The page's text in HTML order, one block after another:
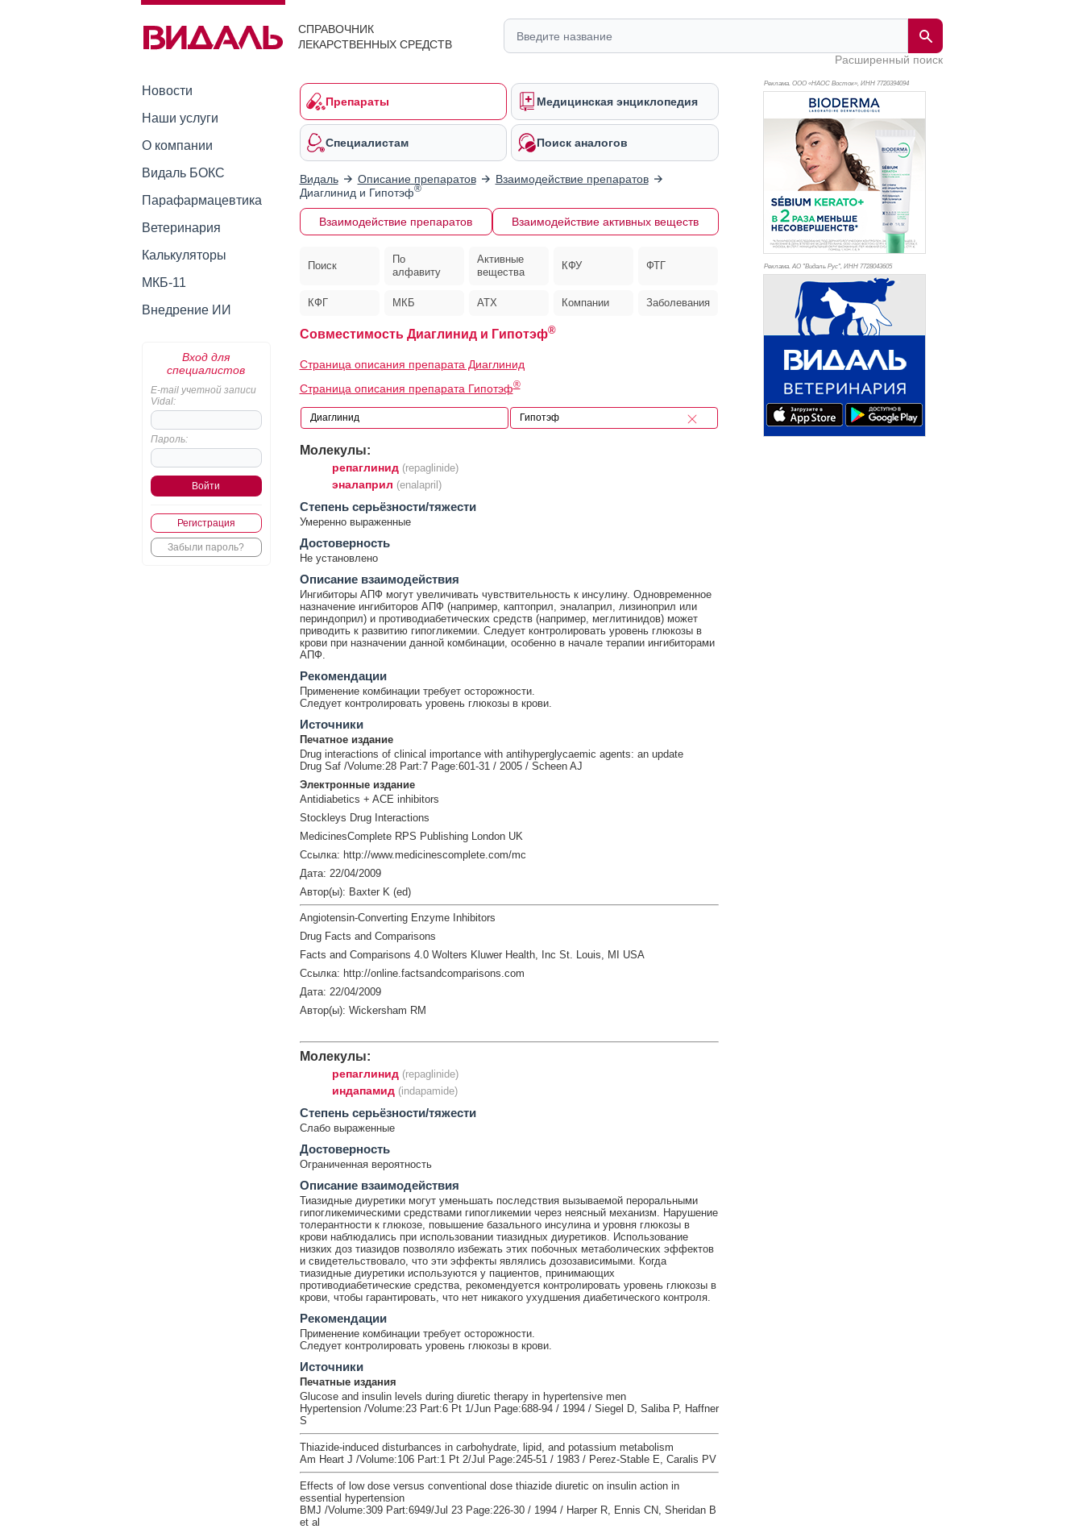
СПРАВОЧНИК
ЛЕКАРСТВЕННЫХ СРЕДСТВ
Расширенный поиск
Новости
Наши услуги
О компании
Видаль БОКС
Парафармацевтика
Ветеринария
Калькуляторы
МКБ-11
Внедрение ИИ
Вход для
специалистов
E-mail учетной записи
Vidal:
Пароль:
Регистрация
Забыли пароль?
Препараты Медицинская энциклопедия
Специалистам Поиск аналогов
Видаль Описание препаратов
Взаимодействие препаратов
Диаглинид и Гипотэф®
Взаимодействие препаратов Взаимодействие активных веществ
Поиск
По
алфавиту
Активные
вещества
КФУ ФТГ
КФГ МКБ АТХ Компании Заболевания
Совместимость Диаглинид и Гипотэф®
Страница описания препарата Диаглинид
Страница описания препарата Гипотэф®
Молекулы:
репаглинид (repaglinide)
эналаприл (enalapril)
Cтепень серьёзности/тяжести
Умеренно выраженные
Достоверность
Не установлено
Описание взаимодействия
Ингибиторы АПФ могут увеличивать чувствительность к инсулину. Одновременное
назначение ингибиторов АПФ (например, каптоприл, эналаприл, лизиноприл или
периндоприл) и противодиабетических средств (например, меглитинидов) может
приводить к развитию гипогликемии. Следует контролировать уровень глюкозы в
крови при назначении данной комбинации, особенно в начале терапии ингибиторами
АПФ.
Рекомендации
Применение комбинации требует осторожности.
Следует контролировать уровень глюкозы в крови.
Источники
Печатное издание
Drug interactions of clinical importance with antihyperglycaemic agents: an update
Drug Saf /Volume:28 Part:7 Page:601-31 / 2005 / Scheen AJ
Электронные издание
Antidiabetics + ACE inhibitors
Stockleys Drug Interactions
MedicinesComplete RPS Publishing London UK
Ссылка: http://www.medicinescomplete.com/mc
Дата: 22/04/2009
Автор(ы): Baxter K (ed)
Angiotensin-Converting Enzyme Inhibitors
Drug Facts and Comparisons
Facts and Comparisons 4.0 Wolters Kluwer Health, Inc St. Louis, MI USA
Ссылка: http://online.factsandcomparisons.com
Дата: 22/04/2009
Автор(ы): Wickersham RM
Молекулы:
репаглинид (repaglinide)
индапамид (indapamide)
Cтепень серьёзности/тяжести
Слабо выраженные
Достоверность
Ограниченная вероятность
Описание взаимодействия
Тиазидные диуретики могут уменьшать последствия вызываемой пероральными
гипогликемическими средствами гипогликемии через неясный механизм. Нарушение
толерантности к глюкозе, повышение базального инсулина и уровня глюкозы в
крови наблюдались при использовании тиазидных диуретиков. Использование
низких доз тиазидов позволяло избежать этих побочных метаболических эффектов
и свидетельствовало, что эти эффекты являлись дозозависимыми. Когда
тиазидные диуретики используются у пациентов, принимающих
противодиабетические средства, рекомендуется контролировать уровень глюкозы в
крови, чтобы гарантировать, что нет никакого ухудшения диабетического контроля.
Рекомендации
Применение комбинации требует осторожности.
Следует контролировать уровень глюкозы в крови.
Источники
Печатные издания
Glucose and insulin levels during diuretic therapy in hypertensive men
Hypertension /Volume:23 Part:6 Pt 1/Jun Page:688-94 / 1994 / Siegel D, Saliba P, Haffner
S
Thiazide-induced disturbances in carbohydrate, lipid, and potassium metabolism
Am Heart J /Volume:106 Part:1 Pt 2/Jul Page:245-51 / 1983 / Perez-Stable E, Caralis PV
Effects of low dose versus conventional dose thiazide diuretic on insulin action in
essential hypertension
BMJ /Volume:309 Part:6949/Jul 23 Page:226-30 / 1994 / Harper R, Ennis CN, Sheridan B
et al
Реклама. ООО «НАОС Восток», ИНН 7720394094
Реклама. АО "Видаль Рус", ИНН 7728043605